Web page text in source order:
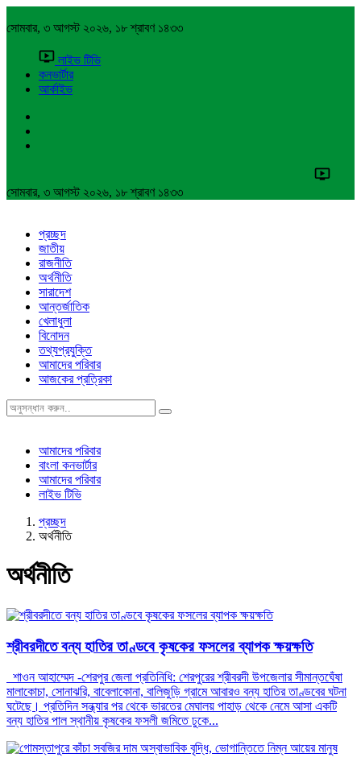
সোমবার, ৩ আগস্ট ২০২৬, ১৮ শ্রাবণ ১৪৩৩
লাইভ টিভি
কনভার্টার
আর্কাইভ
সোমবার, ৩ আগস্ট ২০২৬, ১৮ শ্রাবণ ১৪৩৩
প্রচ্ছদ
জাতীয়
রাজনীতি
অর্থনীতি
সারাদেশ
আন্তর্জাতিক
খেলাধুলা
বিনোদন
তথ্যপ্রযুক্তি
আমাদের পরিবার
আজকের প্রত্রিকা
আমাদের পরিবার
বাংলা কনভার্টার
আমাদের পরিবার
লাইভ টিভি
প্রচ্ছদ
অর্থনীতি
অর্থনীতি
শ্রীবরদীতে বন্য হাতির তাণ্ডবে কৃষকের ফসলের ব্যাপক ক্ষয়ক্ষতি
শাওন আহাম্মেদ -শেরপুর জেলা প্রতিনিধি: শেরপুরের শ্রীবরদী উপজেলার সীমান্তঘেঁষা
মালাকোচা, সোনাঝরি, বাবেলাকোনা, বালিজুড়ি গ্রামে আবারও বন্য হাতির তাণ্ডবের ঘটনা
ঘটেছে। প্রতিদিন সন্ধ্যার পর থেকে ভারতের মেঘালয় পাহাড় থেকে নেমে আসা একটি
বন্য হাতির পাল স্থানীয় কৃষকের ফসলী জমিতে ঢুকে...